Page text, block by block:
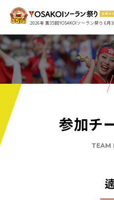
2026年 第35回YOSAKOIソーラン祭り 6月
参加チ
TEAM